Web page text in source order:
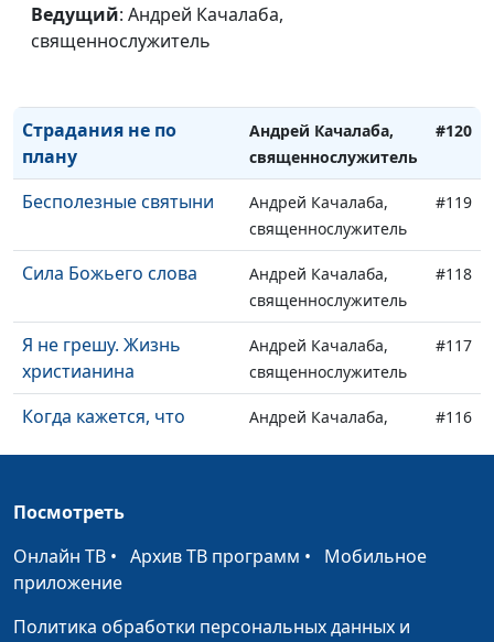
Ведущий: Андрей Качалаба,
священнослужитель
священнослужитель
Последнее время
Страдания не по
плану
Андрей Качалаба,
священнослужитель
#120
Бесполезные святыни
Андрей Качалаба,
священнослужитель
#119
Сила Божьего слова
Андрей Качалаба,
священнослужитель
#118
Я не грешу. Жизнь
христианина
Андрей Качалаба,
священнослужитель
#117
Когда кажется, что
Андрей Качалаба,
#116
нужен
Чистые руки. Грязная
душа
Андрей Качалаба,
Не спеши, но не Андрей Качалаба,
Посмотреть
Онлайн ТВ • Архив ТВ программ • Мобильное
приложение
Политика обработки персональных данных и